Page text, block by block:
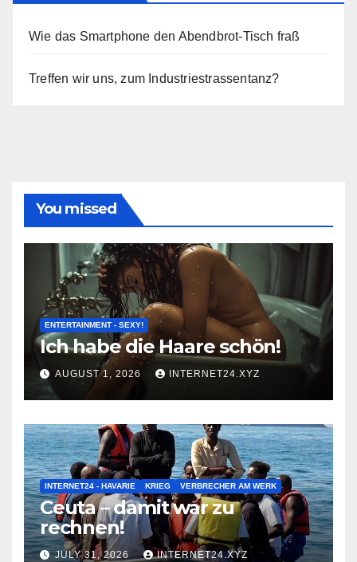
Wie das Smartphone den Abendbrot-Tisch fraß
Treffen wir uns, zum Industriestrassentanz?
You missed
ENTERTAINMENT - SEXY!
Ich habe die Haare schön!
AUGUST 1, 2026 INTERNET24.XYZ
INTERNET24 - HAVARIE KRIEG VERBRECHER AM WERK
Ceuta – damit war zu
rechnen!
JULY 31, 2026 INTERNET24.XYZ